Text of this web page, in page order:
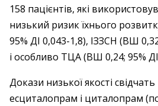
158 пацієнтів, які
низький ризик їхнього
95% ДІ 0,043-1,8), ІЗЗСН (ВШ
і особливо ТЦА (ВШ 0,24; 95%
Докази низької якості
есциталопрам і циталопрам